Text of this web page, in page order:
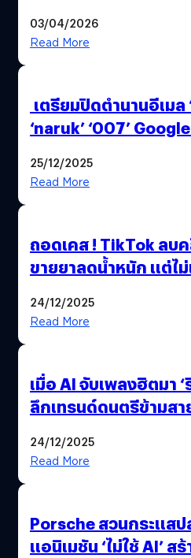
03/04/2026
Read More
เตรียมปิดตำนานอีเมล
‘naruk’ ‘007’
25/12/2025
Read More
ถอดเคส ! TikTok ลบค
ขายยาลดน้ำหนัก แต่ไ
24/12/2025
Read More
เมื่อ AI จับเพลงฮิตมา ‘
ลึกเทรนด์ดนตรีข้ามส
24/12/2025
Read More
Porsche สวนกระแส
แอนิเมชัน ‘ไม่ใช้ AI’ ส